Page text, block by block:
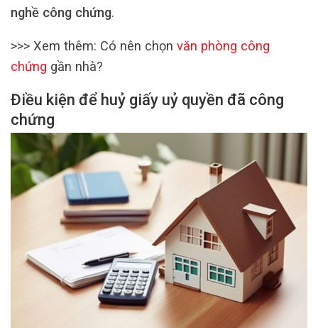
nghề công chứng.
>>> Xem thêm: Có nên chọn văn phòng công
chứng gần nhà?
Điều kiện để huỷ giấy uỷ quyền đã công
chứng